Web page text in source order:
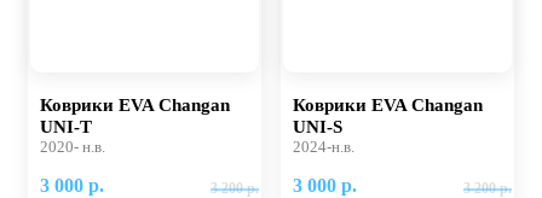
Коврики EVA Changan
UNI-T
2020- н.в.
3 000 р. 3 200 р.
Коврики EVA Changan
UNI-S
2024-н.в.
3 000 р. 3 200 р.